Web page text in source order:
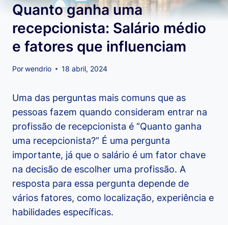
Quanto ganha uma
recepcionista: Salário médio
e fatores que influenciam
Porwendrio 18 abril, 2024
Uma das perguntas mais comuns que as
pessoas fazem quando consideram entrar na
profissão de recepcionista é “Quanto ganha
uma recepcionista?” É uma pergunta
importante, já que o salário é um fator chave
na decisão de escolher uma profissão. A
resposta para essa pergunta depende de
vários fatores, como localização, experiência e
habilidades específicas.